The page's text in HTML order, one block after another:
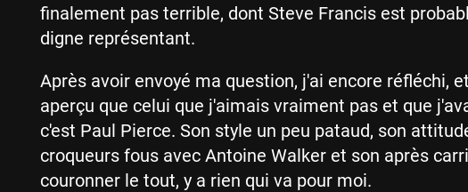
finalement pas terrible, dont Steve Francis est
digne représentant.
Après avoir envoyé ma question, j'ai encore réfléchi,
aperçu que celui que j'aimais vraiment pas et que
c'est Paul Pierce. Son style un peu pataud, son
croqueurs fous avec Antoine Walker et son après
couronner le tout, y a rien qui va pour moi.